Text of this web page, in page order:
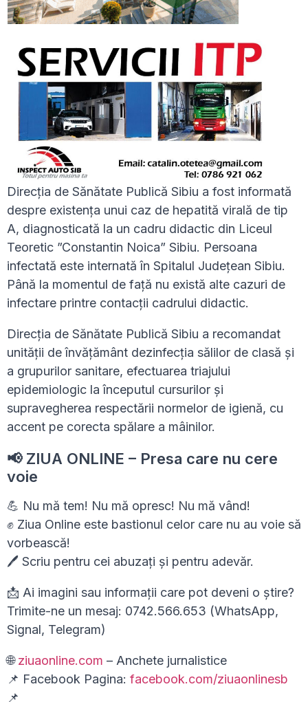
Direcția de Sănătate Publică Sibiu a fost informată
despre existența unui caz de hepatită virală de tip
A, diagnosticată la un cadru didactic din Liceul
Teoretic ”Constantin Noica” Sibiu. Persoana
infectată este internată în Spitalul Județean Sibiu.
Până la momentul de față nu există alte cazuri de
infectare printre contacții cadrului didactic.
Direcția de Sănătate Publică Sibiu a recomandat
unității de învățământ dezinfecția sălilor de clasă și
a grupurilor sanitare, efectuarea triajului
epidemiologic la începutul cursurilor și
supravegherea respectării normelor de igienă, cu
accent pe corecta spălare a mâinilor.
📢 ZIUA ONLINE – Presa care nu cere
voie
💪 Nu mă tem! Nu mă opresc! Nu mă vând!
✊ Ziua Online este bastionul celor care nu au voie să
vorbească!
🖊 Scriu pentru cei abuzați și pentru adevăr.
📩 Ai imagini sau informații care pot deveni o știre?
Trimite-ne un mesaj: 0742.566.653 (WhatsApp,
Signal, Telegram)
🌐ziuaonline.com – Anchete jurnalistice
📌 Facebook Pagina: facebook.com/ziuaonlinesb
📌